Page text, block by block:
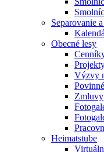
Separovanie
Obecné lesy
Výzvy
Zmluvy
Heimatstube